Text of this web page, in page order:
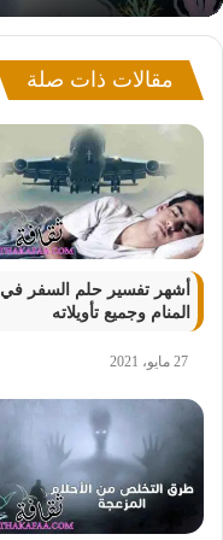
مقالات ذات صلة
أشهر تفسير حلم السفر في
المنام وجميع تأويلاته
27 مايو، 2021